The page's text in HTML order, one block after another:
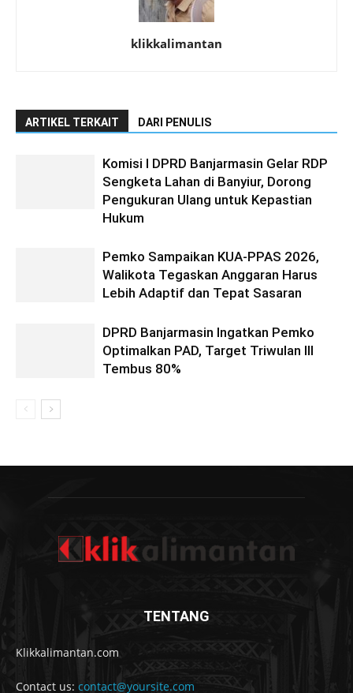
klikkalimantan
ARTIKEL TERKAIT DARI PENULIS
Komisi I DPRD Banjarmasin Gelar RDP
Sengketa Lahan di Banyiur, Dorong
Pengukuran Ulang untuk Kepastian
Hukum
Pemko Sampaikan KUA-PPAS 2026,
Walikota Tegaskan Anggaran Harus
Lebih Adaptif dan Tepat Sasaran
DPRD Banjarmasin Ingatkan Pemko
Optimalkan PAD, Target Triwulan III
Tembus 80%
TENTANG
Klikkalimantan.com
Contact us: contact@yoursite.com